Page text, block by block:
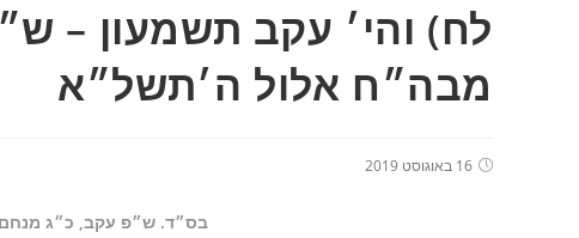
לח) והי׳ עקב תשמעון –
מבה״ח אלול ה׳תשל״א
16 באוגוסט 2019
בס״ד. ש״פ עקב, כ״ג